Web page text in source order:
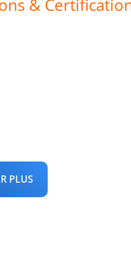
&
PLUS